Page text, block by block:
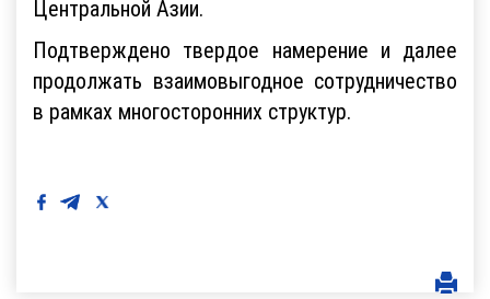
Центральной Азии.
Подтверждено твердое намерение и далее
продолжать взаимовыгодное сотрудничество
в рамках многосторонних структур.